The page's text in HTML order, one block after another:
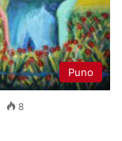
Puno
8